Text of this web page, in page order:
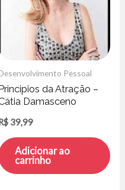
Pessoal
da Atração –
Damasceno
R$ 39,99
Adicionar ao
carrinho